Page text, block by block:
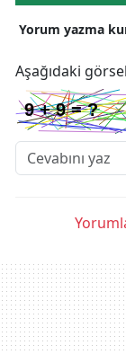
Yorum yazma
Aşağıdaki